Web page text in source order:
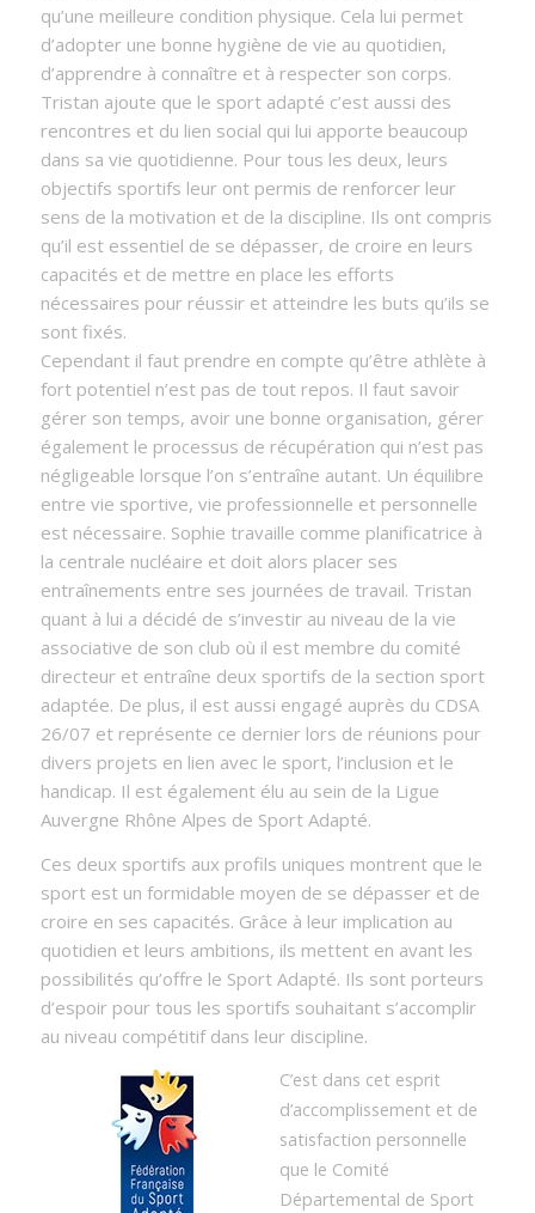
qu’une meilleure condition physique. Cela lui permet
d’adopter une bonne hygiène de vie au quotidien,
d’apprendre à connaître et à respecter son corps.
Tristan ajoute que le sport adapté c’est aussi des
rencontres et du lien social qui lui apporte beaucoup
dans sa vie quotidienne. Pour tous les deux, leurs
objectifs sportifs leur ont permis de renforcer leur
sens de la motivation et de la discipline. Ils ont compris
qu’il est essentiel de se dépasser, de croire en leurs
capacités et de mettre en place les efforts
nécessaires pour réussir et atteindre les buts qu’ils se
sont fixés.
Cependant il faut prendre en compte qu’être athlète à
fort potentiel n’est pas de tout repos. Il faut savoir
gérer son temps, avoir une bonne organisation, gérer
également le processus de récupération qui n’est pas
négligeable lorsque l’on s’entraîne autant. Un équilibre
entre vie sportive, vie professionnelle et personnelle
est nécessaire. Sophie travaille comme planificatrice à
la centrale nucléaire et doit alors placer ses
entraînements entre ses journées de travail. Tristan
quant à lui a décidé de s’investir au niveau de la vie
associative de son club où il est membre du comité
directeur et entraîne deux sportifs de la section sport
adaptée. De plus, il est aussi engagé auprès du CDSA
26/07 et représente ce dernier lors de réunions pour
divers projets en lien avec le sport, l’inclusion et le
handicap. Il est également élu au sein de la Ligue
Auvergne Rhône Alpes de Sport Adapté.
Ces deux sportifs aux profils uniques montrent que le
sport est un formidable moyen de se dépasser et de
croire en ses capacités. Grâce à leur implication au
quotidien et leurs ambitions, ils mettent en avant les
possibilités qu’offre le Sport Adapté. Ils sont porteurs
d’espoir pour tous les sportifs souhaitant s’accomplir
au niveau compétitif dans leur discipline.
C’est dans cet esprit
d’accomplissement et de
satisfaction personnelle
que le Comité
Départemental de Sport